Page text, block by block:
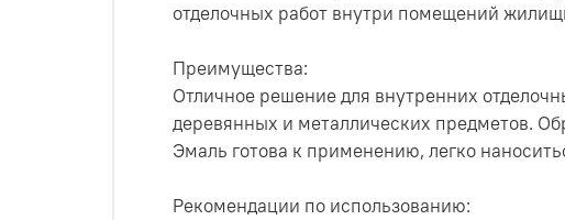
отделочных работ внутри помещений
Преимущества:
Отличное решение для внутренних
деревянных и металлических предметов.
Эмаль готова к применению, легко
Рекомендации по использованию: